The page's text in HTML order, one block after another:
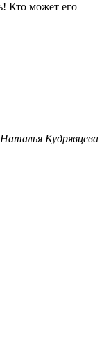
Кто может его
Наталья Кудрявцева